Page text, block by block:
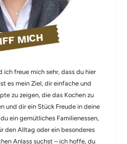
MICH
ich freue mich sehr, dass du hier
es mein Ziel, dir einfache und
zu zeigen, die das Kochen zu
und dir ein Stück Freude in deine
ein gemütliches Familienessen,
den Alltag oder ein besonderes
Anlass suchst – ich hoffe, du